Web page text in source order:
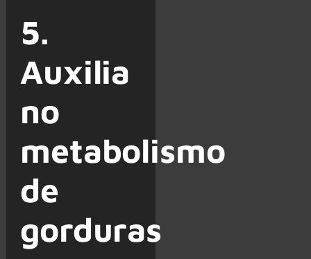
5.
Auxilia
no
metabolismo
de
gorduras